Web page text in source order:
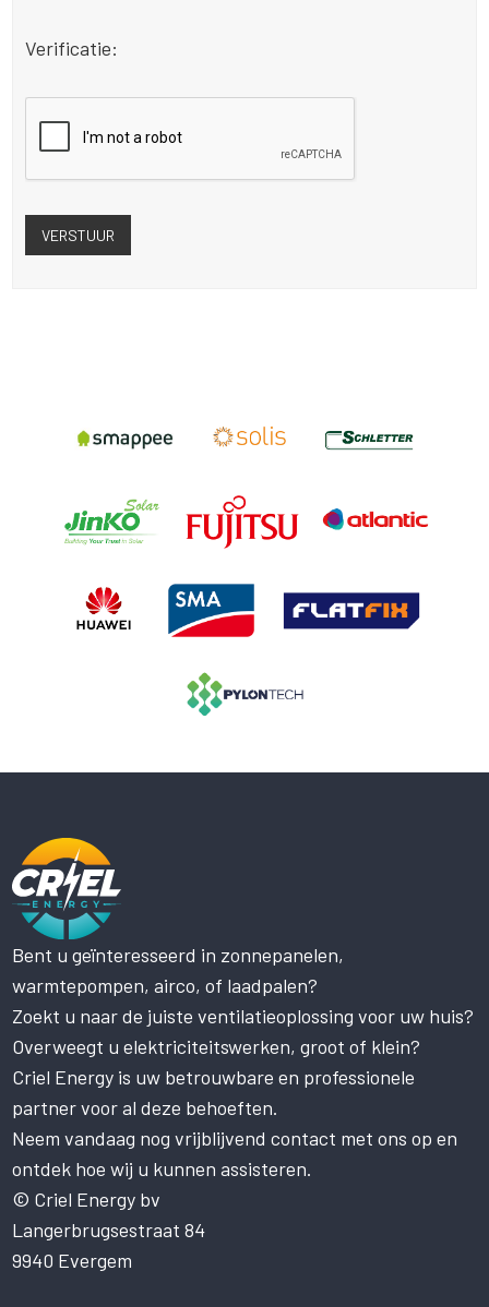
Verificatie:
Bent u geïnteresseerd in zonnepanelen,
warmtepompen, airco, of laadpalen?
Zoekt u naar de juiste ventilatieoplossing voor uw huis?
Overweegt u elektriciteitswerken, groot of klein?
Criel Energy is uw betrouwbare en professionele
partner voor al deze behoeften.
Neem vandaag nog vrijblijvend contact met ons op en
ontdek hoe wij u kunnen assisteren.
© Criel Energy bv
Langerbrugsestraat 84
9940 Evergem
Deze website maakt gebruik
van cookies.
Deze website gebruikt cookies om uw
gebruikerservaring te verbeteren. Door
onze website te gebruiken, stemt u in met
alle cookies in overeenstemming met ons
Cookiebeleid.Lees verder
STRIKT NOODZAKELIJK
PRESTATIE
TARGETING
FUNCTIONEEL